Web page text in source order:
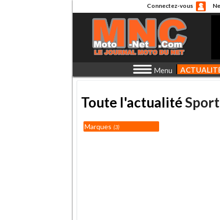
Connectez-vous
Menu
Toute l'actualitéSport
Marques 3